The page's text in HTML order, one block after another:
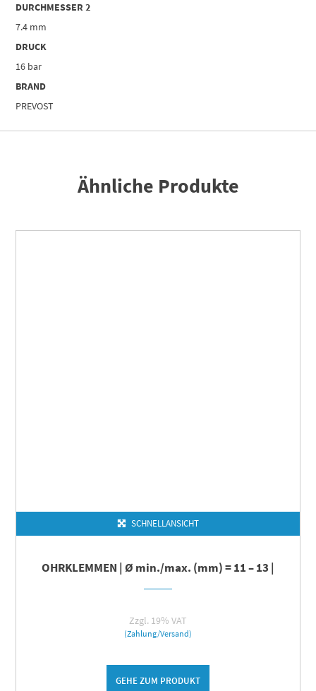
DURCHMESSER 2
7.4 mm
DRUCK
16 bar
BRAND
PREVOST
Ähnliche Produkte
SCHNELLANSICHT
OHRKLEMMEN | Ø min./max. (mm) = 11 – 13 |
Zzgl. 19% VAT
(Zahlung/Versand)
GEHE ZUM PRODUKT